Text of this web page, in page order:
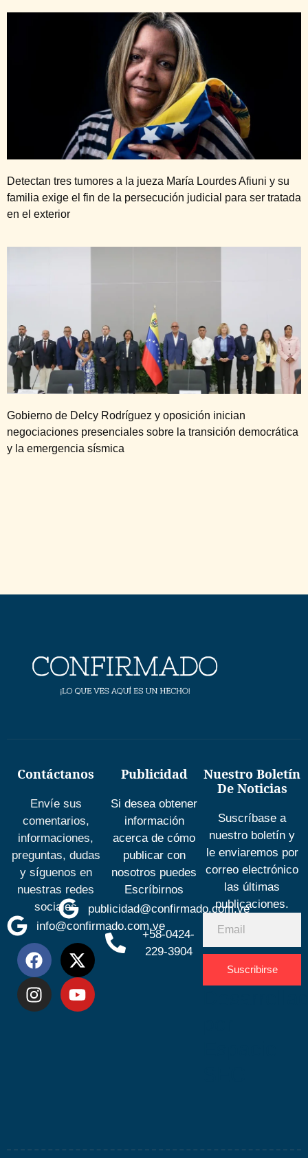
Detectan tres tumores a la jueza María Lourdes Afiuni y su
familia exige el fin de la persecución judicial para ser tratada
en el exterior
Gobierno de Delcy Rodríguez y oposición inician
negociaciones presenciales sobre la transición democrática
y la emergencia sísmica
Contáctanos
Envíe sus
comentarios,
informaciones,
preguntas, dudas
y síguenos en
nuestras redes
sociales
info@confirmado.com.ve
Publicidad
Si desea obtener
información
acerca de cómo
publicar con
nosotros puedes
Escríbirnos
publicidad@confirmado.com.ve
+58-0424-
229-3904
Nuestro Boletín
De Noticias
Suscríbase a
nuestro boletín y
le enviaremos por
correo electrónico
las últimas
publicaciones.
Suscribirse